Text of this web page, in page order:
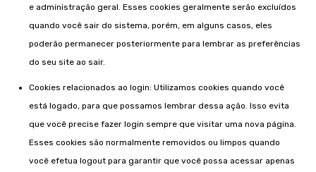
e administração geral. Esses cookies geralmente serão excluídos
quando você sair do sistema, porém, em alguns casos, eles
poderão permanecer posteriormente para lembrar as preferências
do seu site ao sair.
Cookies relacionados ao login: Utilizamos cookies quando você
está logado, para que possamos lembrar dessa ação. Isso evita
que você precise fazer login sempre que visitar uma nova página.
Esses cookies são normalmente removidos ou limpos quando
você efetua logout para garantir que você possa acessar apenas